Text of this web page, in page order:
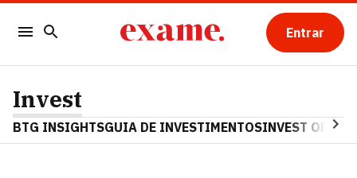
Entrar
Invest
BTG INSIGHTSGUIA DE INVESTIMENTOSINVEST OPINA